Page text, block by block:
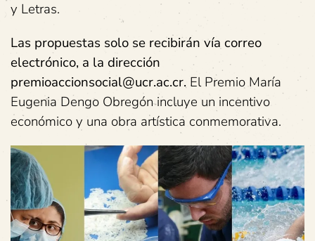
y Letras.
Las propuestas solo se recibirán vía correo
electrónico, a la dirección
premioaccionsocial@ucr.ac.cr. El Premio María
Eugenia Dengo Obregón incluye un incentivo
económico y una obra artística conmemorativa.